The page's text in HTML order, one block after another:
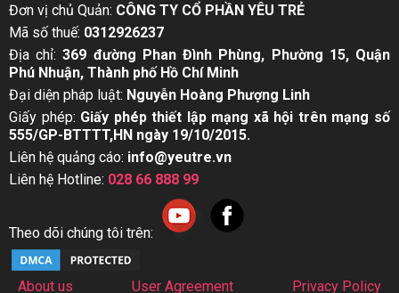
Đơn vị chủ Quản: CÔNG TY CỔ PHẦN YÊU TRẺ
Mã số thuế: 0312926237
Địa chỉ:369 đường Phan Đình Phùng, Phường 15, Quận
Phú Nhuận, Thành phố Hồ Chí Minh
Đại diện pháp luật: Nguyễn Hoàng Phượng Linh
Giấy phép: Giấy phép thiết lập mạng xã hội trên mạng số
555/GP-BTTTT,HN ngày 19/10/2015.
Liên hệ quảng cáo: info@yeutre.vn
Liên hệ Hotline: 028 66 888 99
Theo dõi chúng tôi trên:
About us User Agreement Privacy Policy